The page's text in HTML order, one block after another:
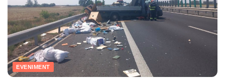
EVENIMENT